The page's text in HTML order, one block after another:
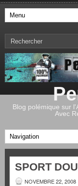
Blog polémique sur
Avec
SPORT
NOVEMBRE 22, 2008